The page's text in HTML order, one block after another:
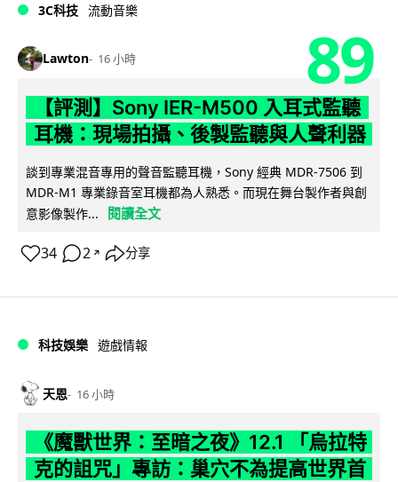
3C科技 流動音樂
Lawton 16 小時 89
【評測】Sony IER-M500 入耳式監聽
耳機：現場拍攝、後製監聽與人聲利器
談到專業混音專用的聲音監聽耳機，Sony 經典 MDR-7506 到
MDR-M1 專業錄音室耳機都為人熟悉。而現在舞台製作者與創
意影像製作...
閱讀全文
34 2 ↗ 分享
科技娛樂 遊戲情報
天恩 16 小時
《魔獸世界：至暗之夜》12.1 「烏拉特
克的詛咒」專訪：巢穴不為提高世界首